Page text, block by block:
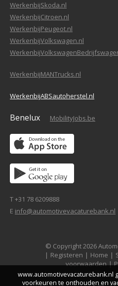
WerkenbijSkoda.nl
WerkenbijCitroen.nl
WerkenbijPeugeot.nl
WerkenbijVolkswagen.nl
WerkenbijMANTrucks.nl
WerkenbijABSautoherstel.nl
Benelux MobilityJobs.be
T +31 78 6209888
E info@automotivevacaturebank.nl
© Copyright 2026
| Registeren | Home |
voorwaarden |
www.automotivevacaturebank.nl
voorkeuren te onthouden en